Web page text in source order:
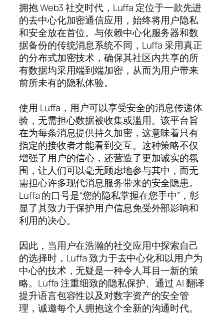
拥抱 Web3 社交时代，Luffa 定位于一款先进
的去中心化加密通信应用，始终将用户隐私
和安全放在首位。与依赖中心化服务器和数
据备份的传统消息系统不同，Luffa 采用真正
的分布式加密技术，确保其社区内共享的所
有数据均采用端到端加密，从而为用户带来
前所未有的隐私体验。
使用 Luffa，用户可以享受安全的消息传递体
验，无需担心数据被收集或滥用。该平台旨
在为每条消息提供持久加密，这意味着只有
指定的接收者才能看到交互。这种策略不仅
增强了用户的信心，还营造了更加诚实的氛
围，让人们可以毫无顾虑地参与其中，而无
需担心许多现代消息服务带来的安全隐患。
Luffa 的口号是“您的隐私掌握在您手中”，彰
显了其致力于保护用户信息免受外部影响和
利用的决心。
因此，当用户在浩瀚的社交应用中探索自己
的选择时，Luffa 致力于去中心化和以用户为
中心的技术，无疑是一种令人耳目一新的策
略。Luffa 注重细致的隐私保护、通过 AI 翻译
提升语言包容性以及对数字资产的安全管
理，诚邀每个人拥抱这个全新的沟通时代。